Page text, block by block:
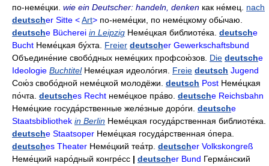
по-неме́цки wie ein Deutscher: handeln, denken как не́мец
nach
deutscher Sitte <Art> по-неме́цки по неме́цкому обы́чаю
deutsche Bücherei in Leipzig Неме́цкая библиоте́ка deutsche
Bucht Неме́цкая бу́хта Freier deutscher Gewerkschaftsbund
Объедине́ние свобо́дных неме́цких профсою́зов Die deutsche
Ideologie Buchtitel Неме́цкая идеоло́гия Freie deutsch Jugend
Сою́з свобо́дной неме́цкой молодёжи deutsch Post Неме́цкая
по́чта deutsches Recht неме́цкое пра́во deutsche Reichsbahn
Неме́цкие госуда́рственные желе́зные доро́ги deutsche
Staatsbibliothek in Berlin Неме́цкая госуда́рственная библиоте́ка
deutsche Staatsoper Неме́цкая госуда́рственная о́пера
deutsches Theater Неме́цкий теа́тр deutscher Volkskongreß
Неме́цкий наро́дный конгре́сс | deutscher Bund Герма́нский